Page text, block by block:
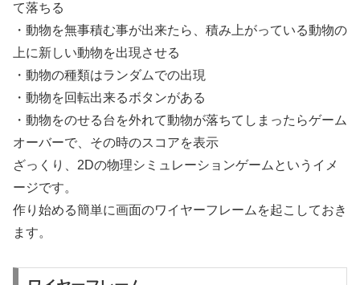
て落ちる
・動物を無事積む事が出来たら、積み上がっている動物の
上に新しい動物を出現させる
・動物の種類はランダムでの出現
・動物を回転出来るボタンがある
・動物をのせる台を外れて動物が落ちてしまったらゲーム
オーバーで、その時のスコアを表示
ざっくり、2Dの物理シミュレーションゲームというイメ
ージです。
作り始める簡単に画面のワイヤーフレームを起こしておき
ます。